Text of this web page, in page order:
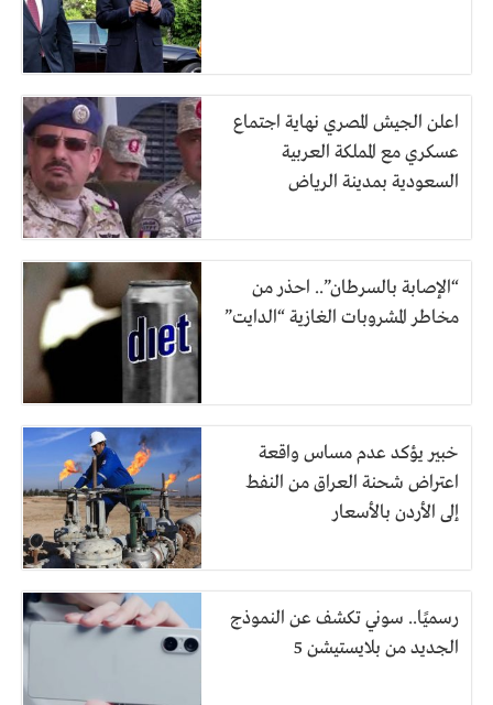
اعلن الجيش المصري نهاية اجتماع
عسكري مع المملكة العربية
السعودية بمدينة الرياض
“الإصابة بالسرطان”.. احذر من
مخاطر المشروبات الغازية “الدايت”
خبير يؤكد عدم مساس واقعة
اعتراض شحنة العراق من النفط
إلى الأردن بالأسعار
رسميًا.. سوني تكشف عن النموذج
الجديد من بلايستيشن 5